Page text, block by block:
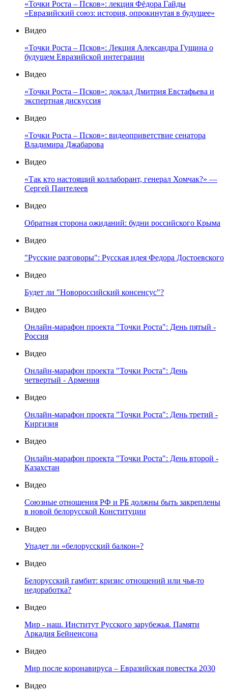
«Точки Роста – Псков»: лекция Фёдора Гайды
«Евразийский союз: история, опрокинутая в будущее»
Видео
«Точки Роста – Псков»: Лекция Александра Гущина о
будущем Евразийской интеграции
Видео
«Точки Роста – Псков»: доклад Дмитрия Евстафьева и
экспертная дискуссия
Видео
«Точки Роста – Псков»: видеоприветствие сенатора
Владимира Джабарова
Видео
«Так кто настоящий коллаборант, генерал Хомчак?» —
Сергей Пантелеев
Видео
Обратная сторона ожиданий: будни российского Крыма
Видео
"Русские разговоры": Русская идея Федора Достоевского
Видео
Будет ли "Новороссийский консенсус"?
Видео
Онлайн-марафон проекта "Точки Роста": День пятый -
Россия
Видео
Онлайн-марафон проекта "Точки Роста": День
четвертый - Армения
Видео
Онлайн-марафон проекта "Точки Роста": День третий -
Киргизия
Видео
Онлайн-марафон проекта "Точки Роста": День второй -
Казахстан
Видео
Союзные отношения РФ и РБ должны быть закреплены
в новой белорусской Конституции
Видео
Упадет ли «белорусский балкон»?
Видео
Белорусский гамбит: кризис отношений или чья-то
недоработка?
Видео
Мир - наш. Институт Русского зарубежья. Памяти
Аркадия Бейненсона
Видео
Мир после коронавируса – Евразийская повестка 2030
Видео